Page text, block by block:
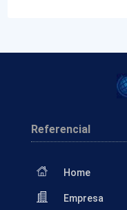
Referencial
Home
Empresa